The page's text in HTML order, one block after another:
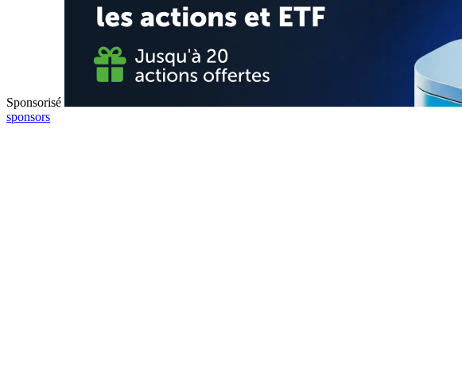
Sponsorisé
sponsors